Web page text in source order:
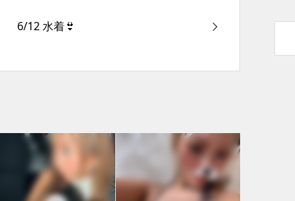
6/12 水着👙